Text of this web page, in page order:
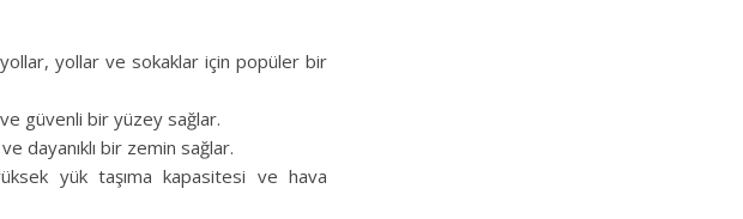
yollar ve sokaklar için popüler bir
ve güvenli bir yüzey sağlar.
dayanıklı bir zemin sağlar.
yük taşıma kapasitesi ve hava